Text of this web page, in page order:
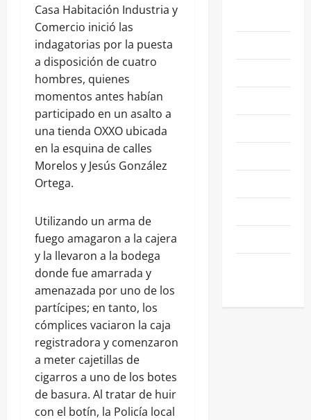
Casa Habitación Industria y
Comercio inició las
indagatorias por la puesta
a disposición de cuatro
hombres, quienes
momentos antes habían
participado en un asalto a
una tienda OXXO ubicada
en la esquina de calles
Morelos y Jesús González
Ortega.
Utilizando un arma de
fuego amagaron a la cajera
y la llevaron a la bodega
donde fue amarrada y
amenazada por uno de los
partícipes; en tanto, los
cómplices vaciaron la caja
registradora y comenzaron
a meter cajetillas de
cigarros a uno de los botes
de basura. Al tratar de huir
con el botín, la Policía local